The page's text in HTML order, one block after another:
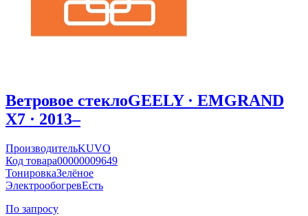
Ветровое стеклоGEELY · EMGRAND
X7 · 2013–
ПроизводительKUVO
Код товара00000009649
ТонировкаЗелёное
ЭлектрообогревЕсть
По запросу